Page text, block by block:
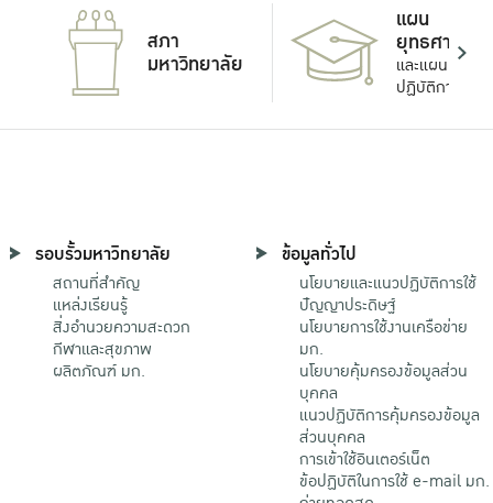
สภา
มหาวิทยาลัย
แผน
ยุทธศาสตร์
และแผน
ปฏิบัติการ
รอบรั้วมหาวิทยาลัย
สถานที่สำคัญ
แหล่งเรียนรู้
สิ่งอำนวยความสะดวก
กีฬาและสุขภาพ
ผลิตภัณฑ์ มก.
ข้อมูลทั่วไป
นโยบายและแนวปฏิบัติการใช้
ปัญญาประดิษฐ์
นโยบายการใช้งานเครือข่าย
มก.
นโยบายคุ้มครองข้อมูลส่วน
บุคคล
แนวปฏิบัติการคุ้มครองข้อมูล
ส่วนบุคคล
การเข้าใช้อินเตอร์เน็ต
ข้อปฏิบัติในการใช้ e-mail มก.